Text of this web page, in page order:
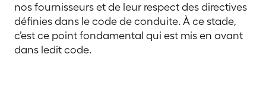
nos fournisseurs et de leur respect des directives
définies dans le code de conduite. À ce stade,
c’est ce point fondamental qui est mis en avant
dans ledit code.